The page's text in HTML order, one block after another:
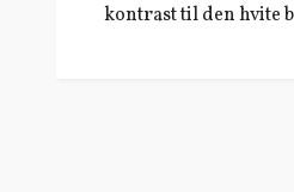
kontrast til den hvite